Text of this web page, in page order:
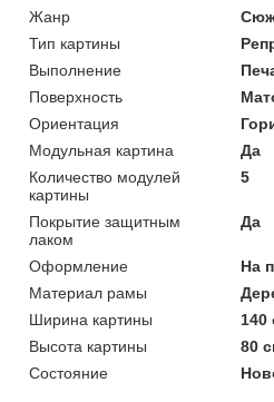
Жанр
Тип картины
Выполнение
Поверхность
Ориентация
Модульная картина
Да
Количество модулей
картины
5
Покрытие защитным
лаком
Да
Оформление
На
Материал рамы
Ширина картины
140
Высота картины
80
Состояние